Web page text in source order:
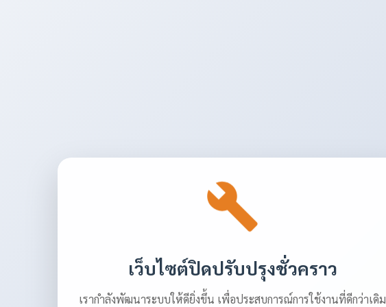
เว็บไซต์ปิดปรับปรุงชั่วคราว
เรากำลังพัฒนาระบบให้ดียิ่งขึ้น เพื่อประสบการณ์การใช้งานที่ดีกว่าเดิม